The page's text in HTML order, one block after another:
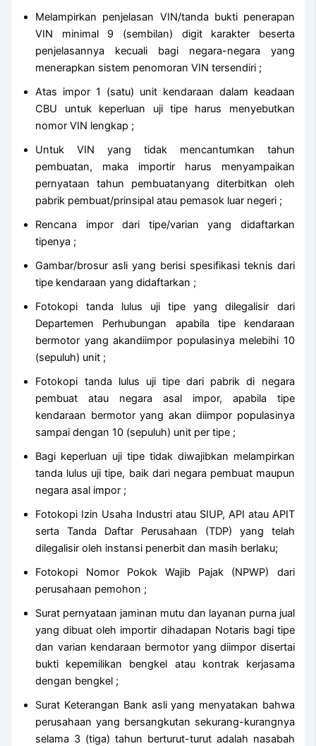
Melampirkan penjelasan VIN/tanda bukti penerapan
VIN minimal 9 (sembilan) digit karakter beserta
penjelasannya kecuali bagi negara-negara yang
menerapkan sistem penomoran VIN tersendiri ;
Atas impor 1 (satu) unit kendaraan dalam keadaan
CBU untuk keperluan uji tipe harus menyebutkan
nomor VIN lengkap ;
Untuk VIN yang tidak mencantumkan tahun
pembuatan, maka importir harus menyampaikan
pernyataan tahun pembuatanyang diterbitkan oleh
pabrik pembuat/prinsipal atau pemasok luar negeri ;
Rencana impor dari tipe/varian yang didaftarkan
tipenya ;
Gambar/brosur asli yang berisi spesifikasi teknis dari
tipe kendaraan yang didaftarkan ;
Fotokopi tanda lulus uji tipe yang dilegalisir dari
Departemen Perhubungan apabila tipe kendaraan
bermotor yang akandiimpor populasinya melebihi 10
(sepuluh) unit ;
Fotokopi tanda lulus uji tipe dari pabrik di negara
pembuat atau negara asal impor, apabila tipe
kendaraan bermotor yang akan diimpor populasinya
sampai dengan 10 (sepuluh) unit per tipe ;
Bagi keperluan uji tipe tidak diwajibkan melampirkan
tanda lulus uji tipe, baik dari negara pembuat maupun
negara asal impor ;
Fotokopi Izin Usaha Industri atau SIUP, API atau APIT
serta Tanda Daftar Perusahaan (TDP) yang telah
dilegalisir oleh instansi penerbit dan masih berlaku;
Fotokopi Nomor Pokok Wajib Pajak (NPWP) dari
perusahaan pemohon ;
Surat pernyataan jaminan mutu dan layanan purna jual
yang dibuat oleh importir dihadapan Notaris bagi tipe
dan varian kendaraan bermotor yang diimpor disertai
bukti kepemilikan bengkel atau kontrak kerjasama
dengan bengkel ;
Surat Keterangan Bank asli yang menyatakan bahwa
perusahaan yang bersangkutan sekurang-kurangnya
selama 3 (tiga) tahun berturut-turut adalah nasabah